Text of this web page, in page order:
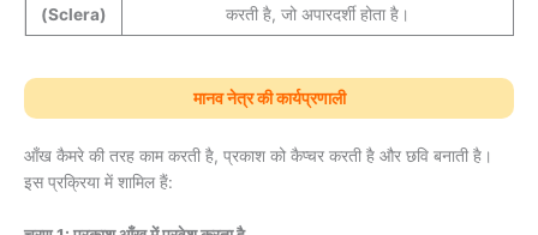
(Sclera)
करती है, जो अपारदर्शी होता है।
मानव नेत्र की कार्यप्रणाली
आँख कैमरे की तरह काम करती है, प्रकाश को कैप्चर करती है और छवि बनाती है।
इस प्रक्रिया में शामिल हैं: